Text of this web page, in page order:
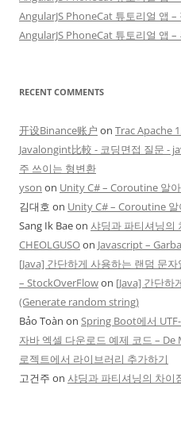
AngularJS PhoneCat 튜토리얼 앱
AngularJS PhoneCat 튜토리얼 앱 –
RECENT COMMENTS
开设Binance账户 on Trac Apache
Javalongint比較 - 코딩면접 질문 -
주 쓰이는 형변환
yson on Unity C# – Coroutine 알
김대호 on Unity C# – Coroutine 알
Sang Ik Baeon 샤딩과 파티셔닝의
CHEOLGUSOon Javascript –
[Java] 간단하게 사용하는 랜덤 문
– StockOverFlowon [Java] 간단하
(Generate random string)
Bảo Toàn on Spring Boot에서
자바 엑셀 다운로드 예제 코드 –
로젝트에서 라이브러리 추가하기
고건주 on 샤딩과 파티셔닝의 차이